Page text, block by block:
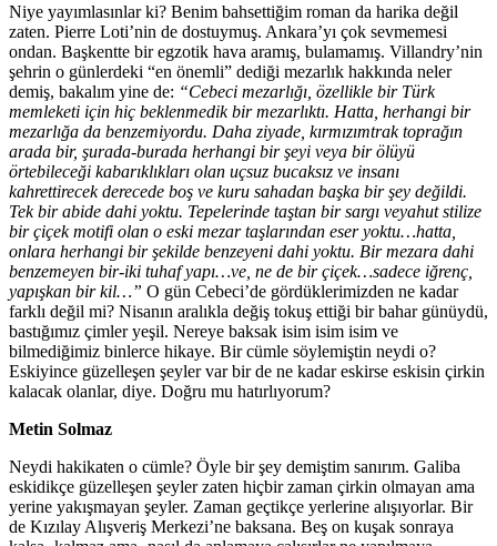
Niye yayımlasınlar ki? Benim bahsettiğim roman da harika değil
zaten. Pierre Loti’nin de dostuymuş. Ankara’yı çok sevmemesi
ondan. Başkentte bir egzotik hava aramış, bulamamış. Villandry’nin
şehrin o günlerdeki “en önemli” dediği mezarlık hakkında neler
demiş, bakalım yine de: “Cebeci mezarlığı, özellikle bir Türk
memleketi için hiç beklenmedik bir mezarlıktı. Hatta, herhangi bir
mezarlığa da benzemiyordu. Daha ziyade, kırmızımtrak toprağın
arada bir, şurada-burada herhangi bir şeyi veya bir ölüyü
örtebileceği kabarıklıkları olan uçsuz bucaksız ve insanı
kahrettirecek derecede boş ve kuru sahadan başka bir şey değildi.
Tek bir abide dahi yoktu. Tepelerinde taştan bir sargı veyahut stilize
bir çiçek motifi olan o eski mezar taşlarından eser yoktu…hatta,
onlara herhangi bir şekilde benzeyeni dahi yoktu. Bir mezara dahi
benzemeyen bir-iki tuhaf yapı…ve, ne de bir çiçek…sadece iğrenç,
yapışkan bir kil…” O gün Cebeci’de gördüklerimizden ne kadar
farklı değil mi? Nisanın aralıkla değiş tokuş ettiği bir bahar günüydü,
bastığımız çimler yeşil. Nereye baksak isim isim isim ve
bilmediğimiz binlerce hikaye. Bir cümle söylemiştin neydi o?
Eskiyince güzelleşen şeyler var bir de ne kadar eskirse eskisin çirkin
kalacak olanlar, diye. Doğru mu hatırlıyorum?
Metin Solmaz
Neydi hakikaten o cümle? Öyle bir şey demiştim sanırım. Galiba
eskidikçe güzelleşen şeyler zaten hiçbir zaman çirkin olmayan ama
yerine yakışmayan şeyler. Zaman geçtikçe yerlerine alışıyorlar. Bir
de Kızılay Alışveriş Merkezi’ne baksana. Beş on kuşak sonraya